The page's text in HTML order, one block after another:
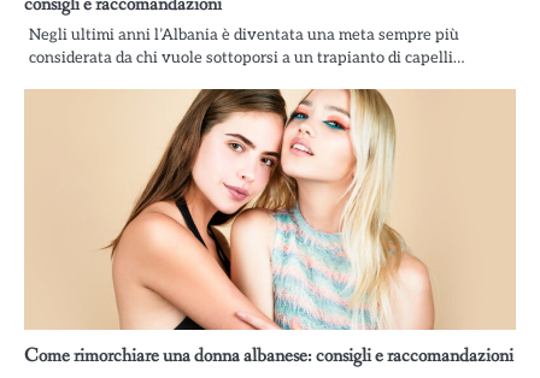
Negli ultimi anni l’Albania è diventata una meta sempre più
considerata da chi vuole sottoporsi a un trapianto di capelli…
Come rimorchiare una donna albanese: consigli e raccomandazioni